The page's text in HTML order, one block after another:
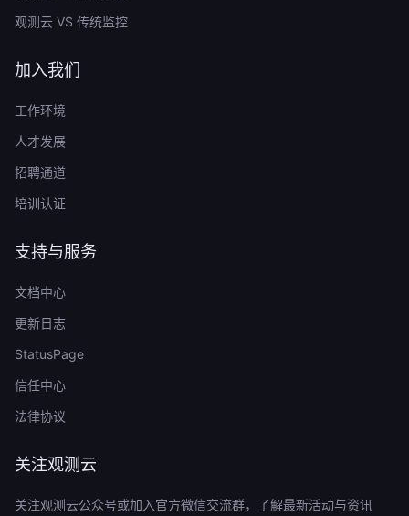
观测云 VS 传统监控
加入我们
工作环境
人才发展
招聘通道
培训认证
支持与服务
文档中心
更新日志
StatusPage
信任中心
法律协议
关注观测云
关注观测云公众号或加入官方微信交流群，了解最新活动与资讯